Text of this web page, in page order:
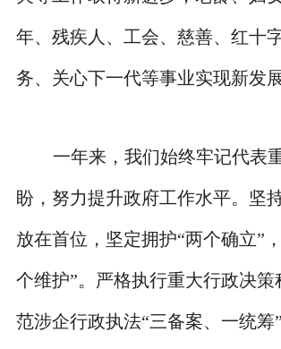
年、残疾人、工会、慈善、红十
务、关心下一代等事业实现新发展
一年来，我们始终牢记代表
盼，努力提升政府工作水平。坚
放在首位，坚定拥护“两个确立”
个维护”。严格执行重大行政决策
范涉企行政执法“三备案、一统筹